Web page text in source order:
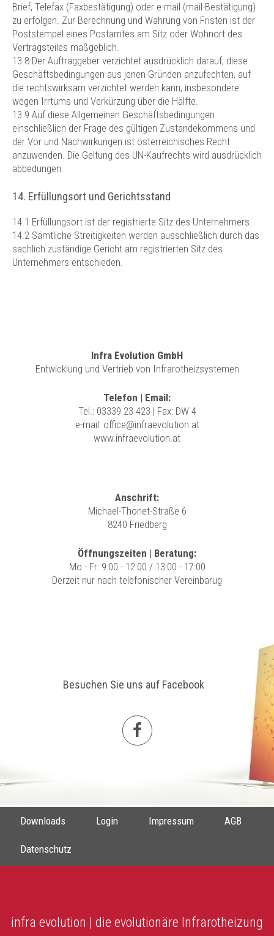
Brief, Telefax (Faxbestätigung) oder e-mail (mail-Bestätigung)
zu erfolgen. Zur Berechnung und Wahrung von Fristen ist der
Poststempel eines Postamtes am Sitz oder Wohnort des
Vertragsteiles maßgeblich.
13.8 Der Auftraggeber verzichtet ausdrücklich darauf, diese
Geschäftsbedingungen aus jenen Gründen anzufechten, auf
die rechtswirksam verzichtet werden kann, insbesondere
wegen Irrtums und Verkürzung über die Hälfte.
13.9 Auf diese Allgemeinen Geschäftsbedingungen
einschließlich der Frage des gültigen Zustandekommens und
der Vor und Nachwirkungen ist österreichisches Recht
anzuwenden. Die Geltung des UN-Kaufrechts wird ausdrücklich
abbedungen.
14. Erfüllungsort und Gerichtsstand
14.1 Erfüllungsort ist der registrierte Sitz des Unternehmers.
14.2 Sämtliche Streitigkeiten werden ausschließlich durch das
sachlich zuständige Gericht am registrierten Sitz des
Unternehmers entschieden.
Infra Evolution GmbH
Entwicklung und Vertrieb von Infrarotheizsystemen
Telefon | Email:
Tel.: 03339 23 423 | Fax: DW 4
e-mail: office@infraevolution.at
www.infraevolution.at
Anschrift:
Michael-Thonet-Straße 6
8240 Friedberg
Öffnungszeiten | Beratung:
Mo - Fr: 9:00 - 12:00 / 13:00 - 17:00
Derzeit nur nach telefonischer Vereinbarug
Besuchen Sie uns auf Facebook
Downloads Login Impressum AGB
Datenschutz
infra evolution | die evolutionäre Infrarotheizung